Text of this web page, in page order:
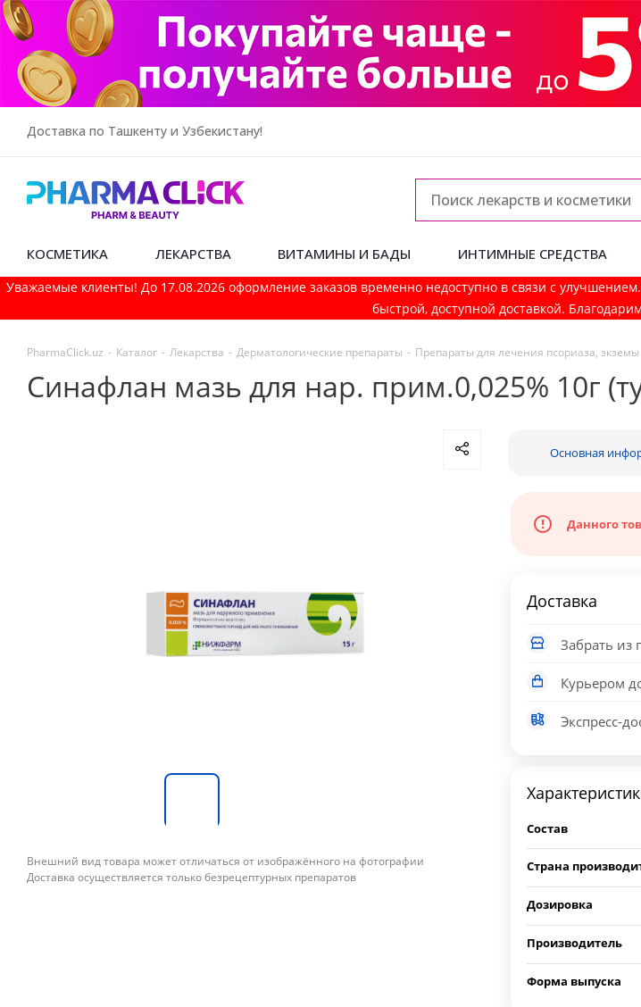
Доставка по Ташкенту и Узбекистану!
КОСМЕТИКА ЛЕКАРСТВА ВИТАМИНЫ И БАДЫ ИНТИМНЫЕ СРЕДСТВА
Уважаемые клиенты! До 17.08.2026 оформление заказов временно недоступно в связи с
быстрой, доступной доставкой.
PharmaСlick.uz - Каталог - Лекарства - Дерматологические препараты - Препараты для лечения псориаза, экземы
Синафлан мазь для нар. прим.0,025% 10г
Внешний вид товара может отличаться от изображённого на фотографии
Доставка осуществляется только безрецептурных препаратов
Основная
Данного
Доставка
Забрать из
Курьером
Экспресс-
Состав
Страна
Дозировка
Производитель
Форма выпуска